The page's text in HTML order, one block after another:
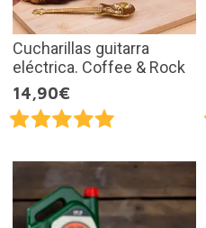
Cucharillas guitarra
eléctrica. Coffee & Rock
14,90€